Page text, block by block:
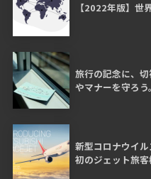
【2022年版】世
旅行の記念に、
やマナーを守ろう
新型コロナウイ
初のジェット旅